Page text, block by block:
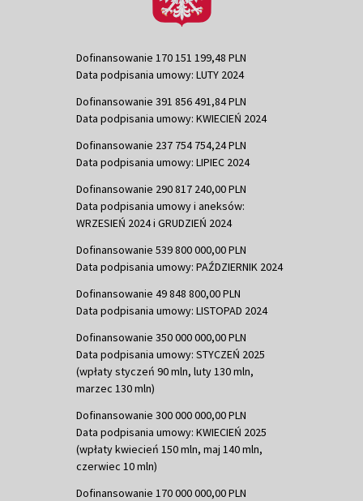
Dofinansowanie 170 151 199,48 PLN
Data podpisania umowy: LUTY 2024
Dofinansowanie 391 856 491,84 PLN
Data podpisania umowy: KWIECIEŃ 2024
Dofinansowanie 237 754 754,24 PLN
Data podpisania umowy: LIPIEC 2024
Dofinansowanie 290 817 240,00 PLN
Data podpisania umowy i aneksów:
WRZESIEŃ 2024 i GRUDZIEŃ 2024
Dofinansowanie 539 800 000,00 PLN
Data podpisania umowy: PAŹDZIERNIK 2024
Dofinansowanie 49 848 800,00 PLN
Data podpisania umowy: LISTOPAD 2024
Dofinansowanie 350 000 000,00 PLN
Data podpisania umowy: STYCZEŃ 2025
(wpłaty styczeń 90 mln, luty 130 mln,
marzec 130 mln)
Dofinansowanie 300 000 000,00 PLN
Data podpisania umowy: KWIECIEŃ 2025
(wpłaty kwiecień 150 mln, maj 140 mln,
czerwiec 10 mln)
Dofinansowanie 170 000 000,00 PLN